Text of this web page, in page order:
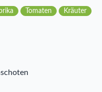
Tomaten Kräuter